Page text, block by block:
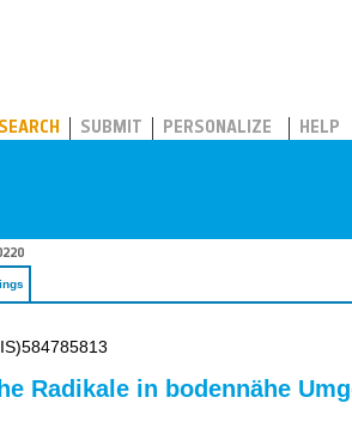
SEARCH SUBMIT PERSONALIZE HELP
Radikale in bodennähe